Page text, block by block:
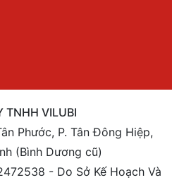
TNHH VILUBI
Phước, P. Tân Đông Hiệp,
(Bình Dương cũ)
- Do Sở Kế Hoạch Và